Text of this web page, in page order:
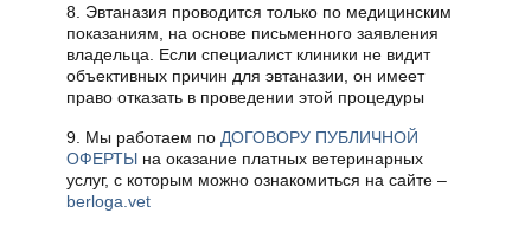
8. Эвтаназия проводится только по медицинским
показаниям, на основе письменного заявления
владельца. Если специалист клиники не видит
объективных причин для эвтаназии, он имеет
право отказать в проведении этой процедуры
9. Мы работаем по ДОГОВОРУ ПУБЛИЧНОЙ
ОФЕРТЫ на оказание платных ветеринарных
услуг, с которым можно ознакомиться на сайте –
berloga.vet